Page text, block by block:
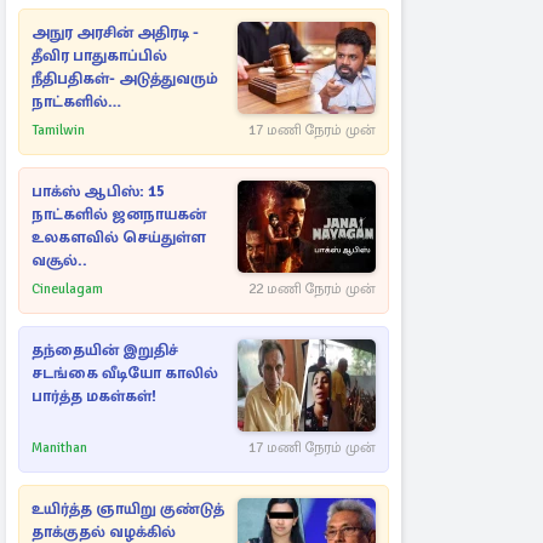
அநுர அரசின் அதிரடி -
தீவிர பாதுகாப்பில்
நீதிபதிகள்- அடுத்துவரும்
நாட்களில்
அம்பலமாகவுள்ள ரகசியம்
Tamilwin 17 மணி நேரம் முன்
பாக்ஸ் ஆபிஸ்: 15
நாட்களில் ஜனநாயகன்
உலகளவில் செய்துள்ள
வசூல்..
Cineulagam 22 மணி நேரம் முன்
தந்தையின் இறுதிச்
சடங்கை வீடியோ காலில்
பார்த்த மகள்கள்!
Manithan 17 மணி நேரம் முன்
உயிர்த்த ஞாயிறு குண்டுத்
தாக்குதல் வழக்கில்